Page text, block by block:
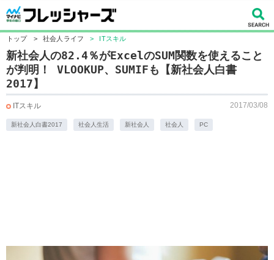
トップ > 社会人ライフ > ITスキル
新社会人の82.4％がExcelのSUM関数を使えること
が判明！ VLOOKUP、SUMIFも【新社会人白書
2017】
ITスキル 2017/03/08
新社会人白書2017 社会人生活 新社会人 社会人 PC